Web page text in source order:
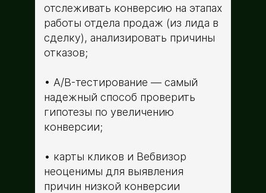
отслеживать конверсию на этапах
работы отдела продаж (из лида в
сделку), анализировать причины
отказов;
A/B-тестирование — самый
надежный способ проверить
гипотезы по увеличению
конверсии;
карты кликов и Вебвизор
неоценимы для выявления
причин низкой конверсии